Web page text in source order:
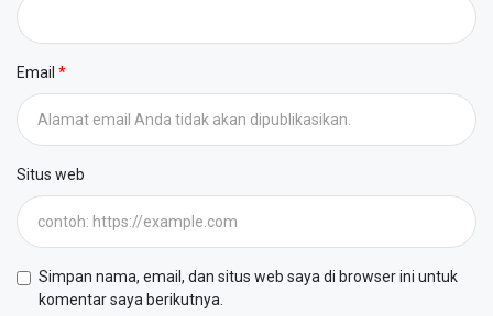
Email
Situs web
Simpan nama, email, dan situs web saya di browser ini untuk
komentar saya berikutnya.